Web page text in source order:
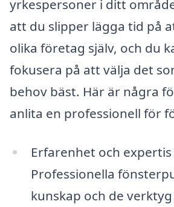
yrkespersoner i ditt
att du slipper lägga tid på
olika företag själv, och du
fokusera på att välja det
behov bäst. Här är några
anlita en professionell för
Erfarenhet och expertis
Professionella
kunskap och de